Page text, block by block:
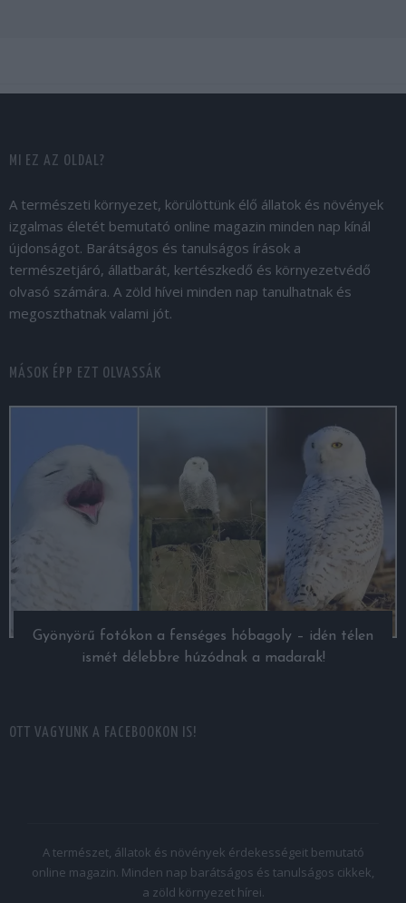
MI EZ AZ OLDAL?
A természeti környezet, körülöttünk élő állatok és növények
izgalmas életét bemutató online magazin minden nap kínál
újdonságot. Barátságos és tanulságos írások a
természetjáró, állatbarát, kertészkedő és környezetvédő
olvasó számára. A zöld hívei minden nap tanulhatnak és
megoszthatnak valami jót.
MÁSOK ÉPP EZT OLVASSÁK
Gyönyörű fotókon a fenséges hóbagoly – idén télen
ismét délebbre húzódnak a madarak!
OTT VAGYUNK A FACEBOOKON IS!
A természet, állatok és növények érdekességeit bemutató
online magazin. Minden nap barátságos és tanulságos cikkek,
a zöld környezet hírei.